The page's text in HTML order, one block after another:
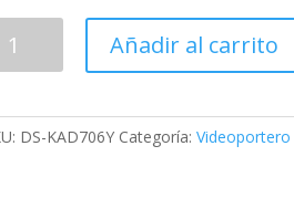
Añadir al carrito
DS-KAD706Y Categoría:Videoportero